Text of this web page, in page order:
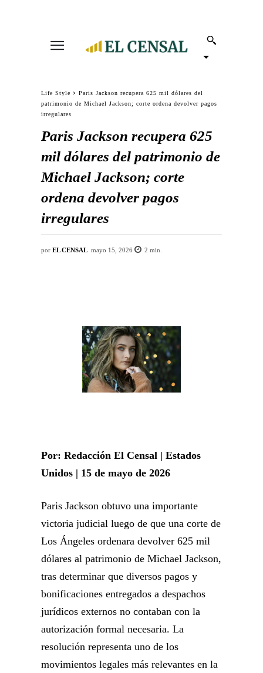
Life Style
Paris Jackson recupera 625 mil dólares del
patrimonio de Michael Jackson; corte ordena devolver pagos
irregulares
Paris Jackson recupera 625
mil dólares del patrimonio de
Michael Jackson; corte
ordena devolver pagos
irregulares
por EL CENSAL mayo 15, 2026 2 min.
Por: Redacción El Censal | Estados
Unidos | 15 de mayo de 2026
Paris Jackson obtuvo una importante
victoria judicial luego de que una corte de
Los Ángeles ordenara devolver 625 mil
dólares al patrimonio de Michael Jackson,
tras determinar que diversos pagos y
bonificaciones entregados a despachos
jurídicos externos no contaban con la
autorización formal necesaria. La
resolución representa uno de los
movimientos legales más relevantes en la